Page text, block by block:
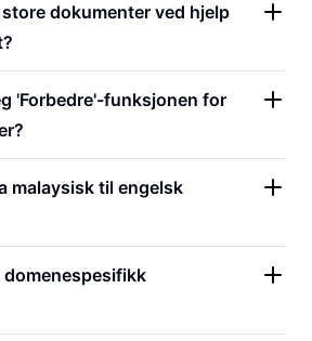
dokumenter ved hjelp
'Forbedre'-funksjonen for
malaysisk til engelsk